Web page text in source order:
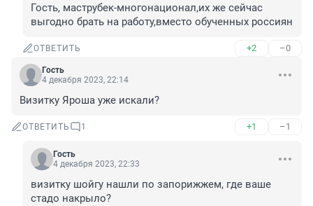
Гость, маструбек-многонационал,их же сейчас
выгодно брать на работу,вместо обученных россиян
ОТВЕТИТЬ +2 –0
Гость
4 декабря 2023, 22:14
Визитку Яроша уже искали?
ОТВЕТИТЬ 1 +1 –1
Гость
4 декабря 2023, 22:33
визитку шойгу нашли по запорижжем, где ваше
стадо накрыло?